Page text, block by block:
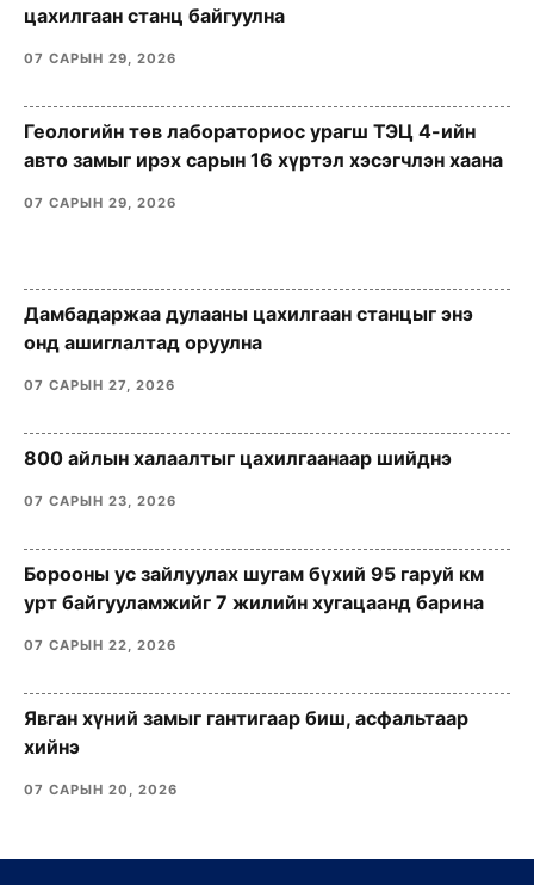
цахилгаан станц байгуулна
07 САРЫН 29, 2026
Геологийн төв лабораториос урагш ТЭЦ 4-ийн
авто замыг ирэх сарын 16 хүртэл хэсэгчлэн хаана
07 САРЫН 29, 2026
Дамбадаржаа дулааны цахилгаан станцыг энэ
онд ашиглалтад оруулна
07 САРЫН 27, 2026
800 айлын халаалтыг цахилгаанаар шийднэ
07 САРЫН 23, 2026
Борооны ус зайлуулах шугам бүхий 95 гаруй км
урт байгууламжийг 7 жилийн хугацаанд барина
07 САРЫН 22, 2026
Явган хүний замыг гантигаар биш, асфальтаар
хийнэ
07 САРЫН 20, 2026